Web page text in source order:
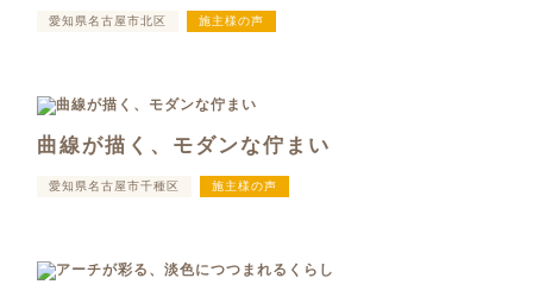
愛知県名古屋市北区 施主様の声
曲線が描く、モダンな佇まい
愛知県名古屋市千種区 施主様の声